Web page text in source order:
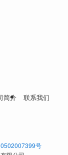
简介
联系我们
号